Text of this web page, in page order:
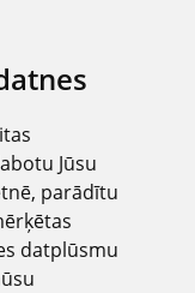
Jūsu
parādītu
datplūsmu